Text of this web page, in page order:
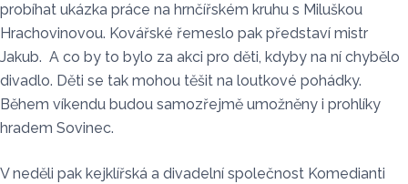
probíhat ukázka práce na hrnčířském kruhu s Miluškou
Hrachovinovou. Kovářské řemeslo pak představí mistr
Jakub. A co by to bylo za akci pro děti, kdyby na ní chybělo
divadlo. Děti se tak mohou těšit na loutkové pohádky.
Během víkendu budou samozřejmě umožněny i prohlíky
hradem Sovinec.
V neděli pak kejklířská a divadelní společnost Komedianti